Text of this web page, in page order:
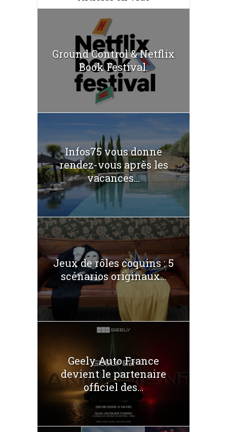
Ground Control & Netflix
Book Festival.
Infos75 vous donne
rendez-vous après les
vacances...
Jeux de rôles coquins : 5
scénarios originaux...
Geely Auto France
devient le partenaire
officiel des...